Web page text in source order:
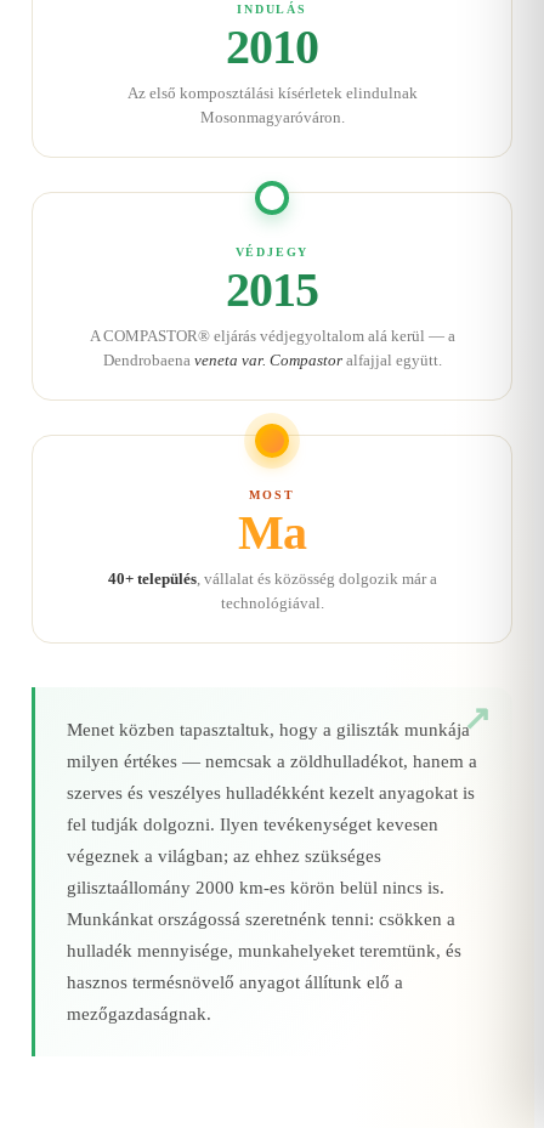
INDULÁS
2010
Az első komposztálási kísérletek elindulnak
Mosonmagyaróváron.
VÉDJEGY
2015
A COMPASTOR® eljárás védjegyoltalom alá kerül — a
Dendrobaena veneta var. Compastoralfajjal együtt.
MOST
Ma
40+ település, vállalat és közösség dolgozik már a
technológiával.
Menet közben tapasztaltuk, hogy a giliszták munkája
milyen értékes — nemcsak a zöldhulladékot, hanem a
szerves és veszélyes hulladékként kezelt anyagokat is
fel tudják dolgozni. Ilyen tevékenységet kevesen
végeznek a világban; az ehhez szükséges
gilisztaállomány 2000 km‑es körön belül nincs is.
Munkánkat országossá szeretnénk tenni: csökken a
hulladék mennyisége, munkahelyeket teremtünk, és
hasznos termésnövelő anyagot állítunk elő a
mezőgazdaságnak.